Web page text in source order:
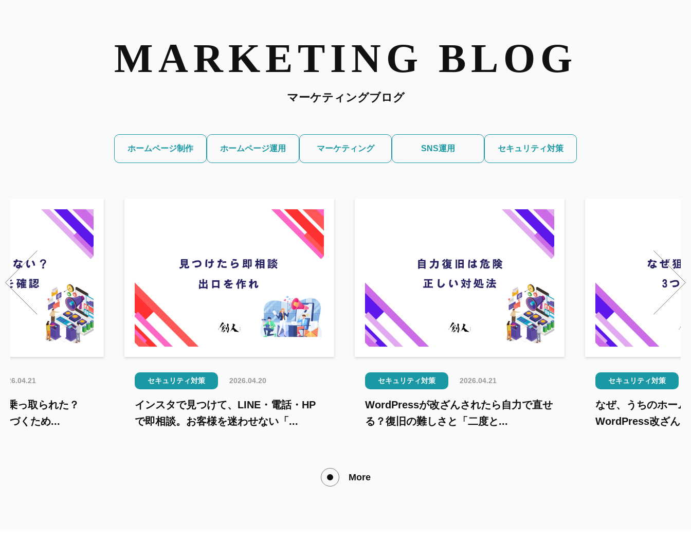
MARKETING BLOG
マーケティングブログ
ホームページ制作 ホームページ運用 マーケティング SNS運用 セキュリティ対策
乗っ取られた？
づくため...
セキュリティ対策 2026.04.20
インスタで見つけて、LINE・電話・HP
で即相談。お客様を迷わせない「...
セキュリティ対策 2026.04.21
WordPressが改ざんされたら自力で直せ
る？復旧の難しさと「二度と...
セキュリティ対策
なぜ、うちのホー
WordPress改ざん
More